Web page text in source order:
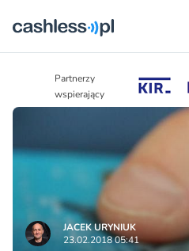
Partnerzy
wspierający
JACEK URYNIUK
23.02.2018 05:41